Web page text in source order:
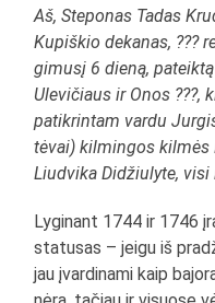
Aš, Steponas Tadas
Kupiškio dekanas, ???
gimusį 6 dieną,
Ulevičiaus ir Onos ???,
patikrintam vardu
tėvai) kilmingos kilmės
Liudvika Didžiulyte, visi
Lyginant 1744 ir 1746
statusas – jeigu iš
jau įvardinami kaip